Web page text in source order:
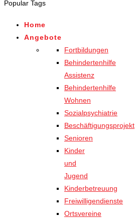
Popular Tags
Home
Angebote
Fortbildungen
Behindertenhilfe
Assistenz
Behindertenhilfe
Wohnen
Sozialpsychiatrie
Beschäftigungsprojekt
Senioren
Kinder
und
Jugend
Kinderbetreuung
Freiwilligendienste
Ortsvereine